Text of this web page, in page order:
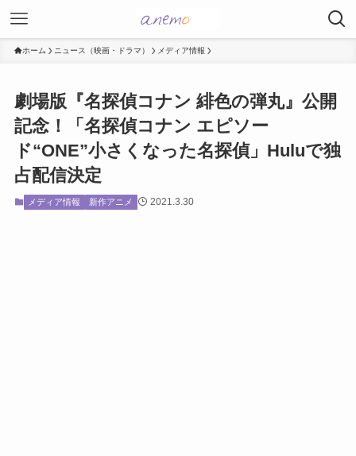
ホーム ニュース（映画・ドラマ） メディア情報
劇場版『名探偵コナン 緋色の弾丸』公開
記念！「名探偵コナン エピソー
ド“ONE”小さくなった名探偵」Huluで独
占配信決定
メディア情報 新作アニメ 2021.3.30